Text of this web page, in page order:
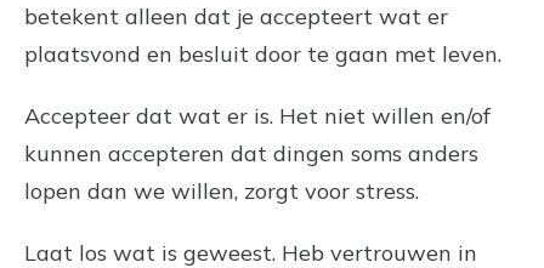
betekent alleen dat je accepteert wat er
plaatsvond en besluit door te gaan met leven.
Accepteer dat wat er is. Het niet willen en/of
kunnen accepteren dat dingen soms anders
lopen dan we willen, zorgt voor stress.
Laat los wat is geweest. Heb vertrouwen in